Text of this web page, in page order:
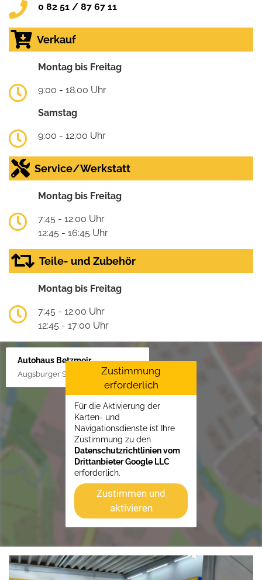
0 82 51 / 87 67 11
Verkauf
Montag bis Freitag
9:00 - 18.00 Uhr
Samstag
9:00 - 12:00 Uhr
Service/Werkstatt
Montag bis Freitag
7:45 - 12:00 Uhr
12:45 - 16:45 Uhr
Teile- und Zubehör
Montag bis Freitag
7:45 - 12:00 Uhr
12:45 - 17:00 Uhr
Autohaus Betzmeir
Augsburger Str. 33, 86551 Aichach
Zustimmung
erforderlich
Für die Aktivierung der
Karten- und
Navigationsdienste ist Ihre
Zustimmung zu den
Datenschutzrichtlinien vom
Drittanbieter Google LLC
erforderlich.
Zustimmen und
aktivieren